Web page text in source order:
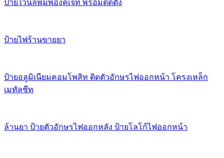
ป้ายไวนิลพิมพ์อิงค์เจ็ท พร้อมติดตั้ง
ป้ายไฟร้านขายยา
ป้ายอลูมิเนียมคอมโพสิท ติดตัวอักษรไฟออกหน้า โครงเหล็ก
เมทัลชีท
ล้านยา ป้ายตัวอักษรไฟออกหลัง ป้ายโลโก้ไฟออกหน้า